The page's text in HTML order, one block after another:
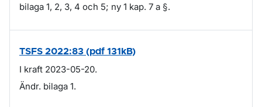
bilaga 1, 2, 3, 4 och 5; ny 1 kap. 7 a §.
TSFS 2022:83 (pdf 131kB)
I kraft 2023-05-20.
Ändr. bilaga 1.